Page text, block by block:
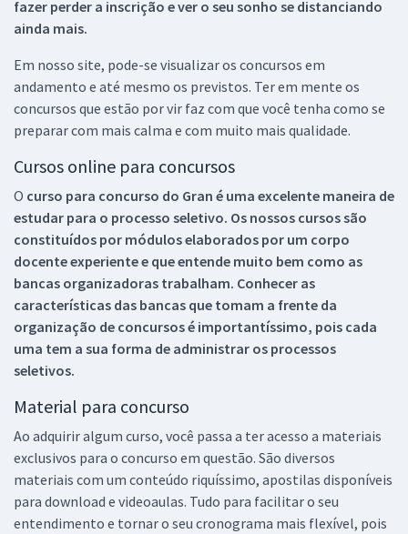
fazer perder a inscrição e ver o seu sonho se distanciando
ainda mais.
Em nosso site, pode-se visualizar os concursos em
andamento e até mesmo os previstos. Ter em mente os
concursos que estão por vir faz com que você tenha como se
preparar com mais calma e com muito mais qualidade.
Cursos online para concursos
O curso para concurso do Gran é uma excelente maneira de
estudar para o processo seletivo. Os nossos cursos são
constituídos por módulos elaborados por um corpo
docente experiente e que entende muito bem como as
bancas organizadoras trabalham. Conhecer as
características das bancas que tomam a frente da
organização de concursos é importantíssimo, pois cada
uma tem a sua forma de administrar os processos
seletivos.
Material para concurso
Ao adquirir algum curso, você passa a ter acesso a materiais
exclusivos para o concurso em questão. São diversos
materiais com um conteúdo riquíssimo, apostilas disponíveis
para download e videoaulas. Tudo para facilitar o seu
entendimento e tornar o seu cronograma mais flexível, pois